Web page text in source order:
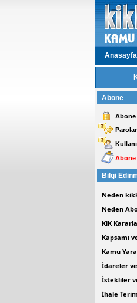
Anasayfa
Abone
Abone
Bilgi
Neden
Neden
KiK
Kapsamı
Kamu
İdareler
İstekliler
İhale